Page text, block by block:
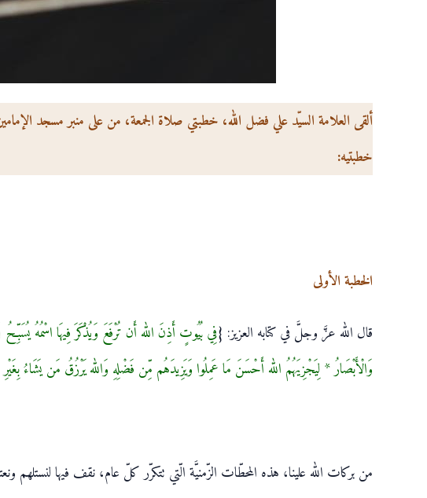
ألقى العلامة السيّد علي فضل الله، خطبتي صلاة الجمعة، من على منبر مسجد
خطبتيه:
الخطبة الأولى
قال الله عزَّ وجلَّ في كتابه العزيز: {فِي بُيُوتٍ أَذِنَ الله أَن تُرْفَعَ وَيُذْكَرَ فِيهَا اسْمُهُ يُسَبِّحُ
وَالْأَبْصَارُ * لِيَجْزِيَهُمُ الله أَحْسَنَ مَا عَمِلُوا وَيَزِيدَهُم مِّن فَضْلِهِ وَالله يَرْزُقُ مَن يَشَاءُ
من بركات الله علينا، هذه المحطّات الزّمنيَّة الّتي تتكرّر كلّ عام، نقف فيها لنستلهم